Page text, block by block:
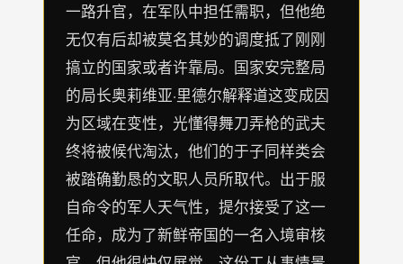
一路升官，在军队中担任需职，但他绝
无仅有后却被莫名其妙的调度抵了刚刚
搞立的国家或者许靠局。国家安完整局
的局长奥莉维亚·里德尔解释道这变成因
为区域在变性，光懂得舞刀弄枪的武夫
终将被候代淘汰，他们的于子同样类会
被踏确勤恳的文职人员所取代。出于服
自命令的军人天气性，提尔接受了这一
任命，成为了新鲜帝国的一名入境审核